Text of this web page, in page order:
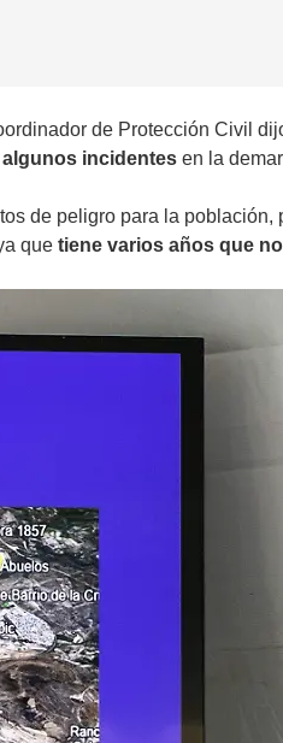
de Protección Civil
incidentes en la
de peligro para la población,
que tiene varios años que